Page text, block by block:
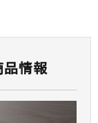
品情報